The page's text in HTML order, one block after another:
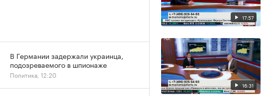
17:57
16:31
В Германии задержали украинца,
подозреваемого в шпионаже
Политика, 12:20